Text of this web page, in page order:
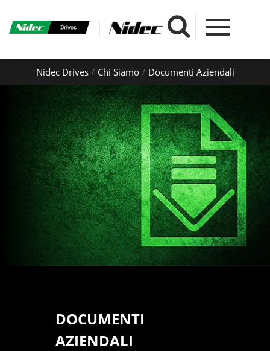
Nidec Drives Chi Siamo Documenti Aziendali
DOCUMENTI
AZIENDALI